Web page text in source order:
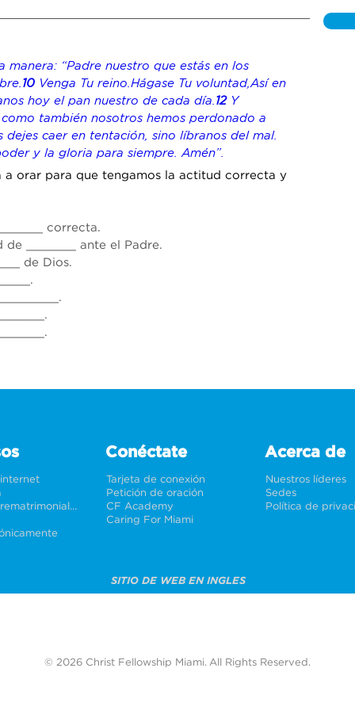
manera: “Padre nuestro que estás en los
10 Venga Tu reino.Hágase Tu voluntad,Así en
hoy el pan nuestro de cada día. 12 Y
también nosotros hemos perdonado a
dejes caer en tentación, sino líbranos del mal.
y la gloria para siempre. Amén”.
a orar para que tengamos la actitud correcta y
correcta.
_______ ante el Padre.
de Dios.
Bodas y prematrimoniales
Conéctate
Tarjeta de conexión
Petición de oración
CF Academy
Caring For Miami
Acerca de
Nuestros líderes
Sedes
Política de
SITIO DE WEB EN INGLES
© 2026 Christ Fellowship Miami. All Rights Reserved.